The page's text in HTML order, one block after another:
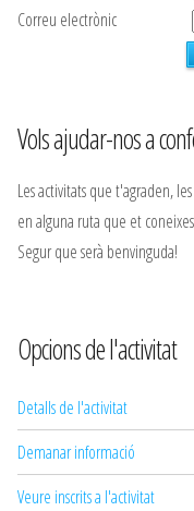
Correu electrònic
Vols ajudar-nos a
Les activitats que t'agraden,
en alguna ruta que et
Segur que serà benvinguda!
Opcions de l'activitat
Detalls de l'activitat
Demanar informació
Veure inscrits a l'activitat